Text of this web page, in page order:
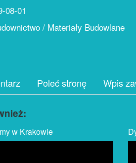
08-01
/ Materiały Budowlane
Poleć stronę Wpis
w Krakowie